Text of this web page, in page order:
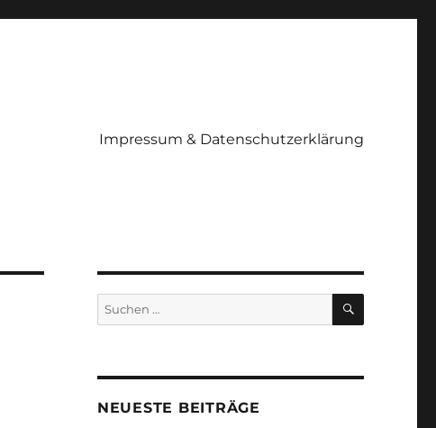
Impressum & Datenschutzerklärung
Suchen
nach:
SUCHEN
NEUESTE BEITRÄGE